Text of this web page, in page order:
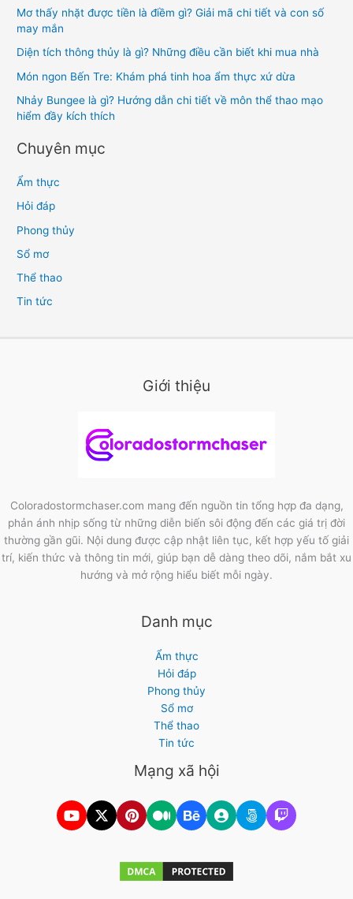
m
:
Mơ thấy nhặt được tiền là điềm gì? Giải mã chi tiết và con số
may mắn
Diện tích thông thủy là gì? Những điều cần biết khi mua nhà
Món ngon Bến Tre: Khám phá tinh hoa ẩm thực xứ dừa
Nhảy Bungee là gì? Hướng dẫn chi tiết về môn thể thao mạo
hiểm đầy kích thích
Chuyên mục
Ẩm thực
Hỏi đáp
Phong thủy
Sổ mơ
Thể thao
Tin tức
Giới thiệu
Coloradostormchaser.com mang đến nguồn tin tổng hợp đa dạng,
phản ánh nhịp sống từ những diễn biến sôi động đến các giá trị đời
thường gần gũi. Nội dung được cập nhật liên tục, kết hợp yếu tố giải
trí, kiến thức và thông tin mới, giúp bạn dễ dàng theo dõi, nắm bắt xu
hướng và mở rộng hiểu biết mỗi ngày.
Danh mục
Ẩm thực
Hỏi đáp
Phong thủy
Sổ mơ
Thể thao
Tin tức
Mạng xã hội